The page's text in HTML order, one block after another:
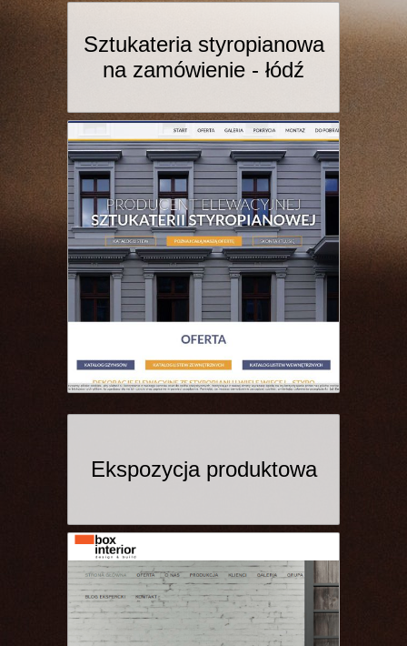
Sztukateria styropianowa
na zamówienie - łódź
Ekspozycja produktowa